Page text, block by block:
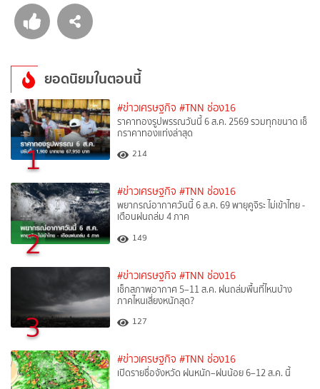
ยอดนิยมในตอนนี้
1
#ข่าวเศรษฐกิจ #TNN ช่อง16
ราคาทองรูปพรรณวันนี้ 6 ส.ค. 2569 รวมทุกขนาด เช็
กราคาทองแท่งล่าสุด
214
2
#ข่าวเศรษฐกิจ #TNN ช่อง16
พยากรณ์อากาศวันนี้ 6 ส.ค. 69 พายุคูจิระ ไม่เข้าไทย -
เตือนฝนถล่ม 4 ภาค
149
3
#ข่าวเศรษฐกิจ #TNN ช่อง16
เช็กสภาพอากาศ 5–11 ส.ค. ฝนถล่มพื้นที่ไหนบ้าง
ภาคไหนเสี่ยงหนักสุด?
127
#ข่าวเศรษฐกิจ #TNN ช่อง16
เปิดรายชื่อจังหวัด ฝนหนัก–ฝนน้อย 6–12 ส.ค. นี้